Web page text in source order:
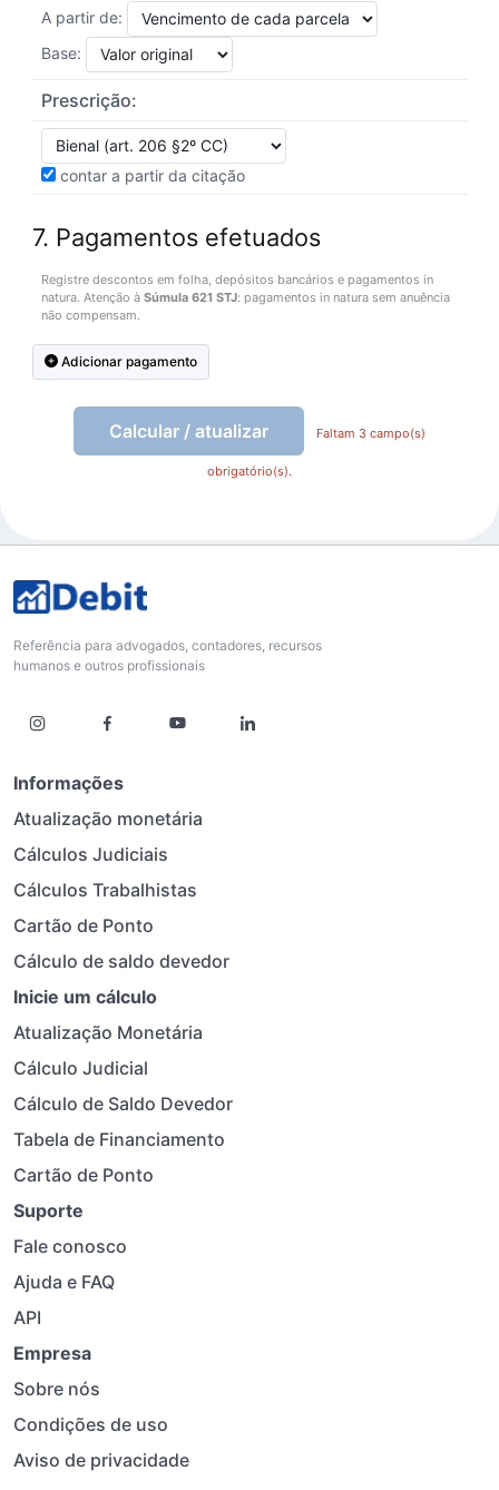
A partir de:
Base:
Prescrição:
contar a partir da citação
7. Pagamentos efetuados
Registre descontos em folha, depósitos bancários e pagamentos in
natura. Atenção à Súmula 621 STJ: pagamentos in natura sem anuência
não compensam.
Adicionar pagamento
Calcular / atualizar Faltam 3 campo(s)
obrigatório(s).
Referência para advogados, contadores, recursos
humanos e outros profissionais
Informações
Atualização monetária
Cálculos Judiciais
Cálculos Trabalhistas
Cartão de Ponto
Cálculo de saldo devedor
Inicie um cálculo
Atualização Monetária
Cálculo Judicial
Cálculo de Saldo Devedor
Tabela de Financiamento
Cartão de Ponto
Suporte
Fale conosco
Ajuda e FAQ
API
Empresa
Sobre nós
Condições de uso
Aviso de privacidade